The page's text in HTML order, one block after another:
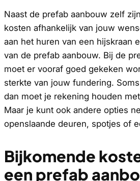
Naast de prefab aanbouw zelf
kosten afhankelijk van jouw
aan het huren van een hijskraan
van de prefab aanbouw. Bij de
moet er vooraf goed gekeken
sterkte van jouw fundering.
dan moet je rekening houden
Maar je kunt ook andere opties
openslaande deuren, spotjes of
Bijkomende
een prefab